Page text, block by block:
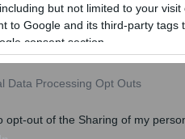
but not limited to your
to Google and its third-party
consent section.
Data Processing Opt Outs
opt-out of the Sharing of my